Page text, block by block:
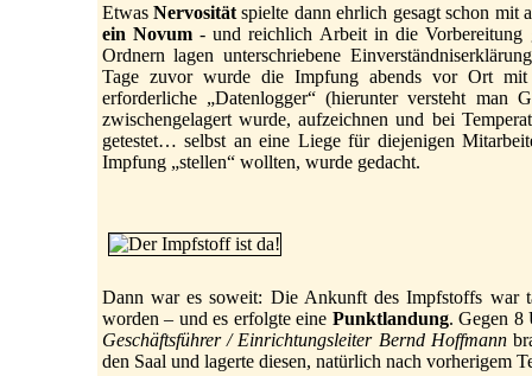
Etwas Nervositätspielte dann ehrlich gesagt schon mit
ein Novum- und reichlich Arbeit in die Vorbereitung
Ordnern lagen unterschriebene
Tage zuvor wurde die Impfung abends vor Ort mit
erforderliche „Datenlogger“ (hierunter versteht
zwischengelagert wurde, aufzeichnen und bei
getestet… selbst an eine Liege für diejenigen
Impfung „stellen“ wollten, wurde gedacht.
Dann war es soweit: Die Ankunft des Impfstoffs war
worden – und es erfolgte eine Punktlandung. Gegen 8
Geschäftsführer / Einrichtungsleiter Bernd Hoffmann
den Saal und lagerte diesen, natürlich nach vorherigem